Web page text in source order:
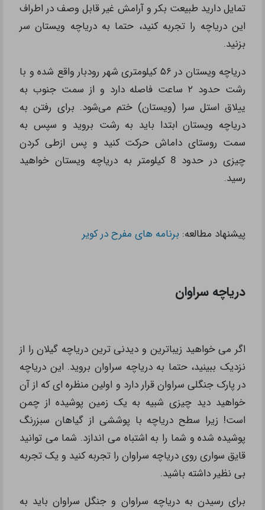
تمایل دارید طبیعت بکر و آرامش غیر قابل‌ وصف در اطراف
این دریاچه را تجربه کنید، حتما به دریاچه ویستان سر
بزنید.
دریاچه ویستان در ۵۶ کیلومتری شهر رودبار واقع شده و با
رشت حدود ۲ ساعت فاصله دارد و از سمت جنوب به
ییلاق استل سرا (ویستان) ختم می‌شود. برای رفتن به
دریاچه ویستان ابتدا باید به رشت بروید و سپس به
سمت روستای داماش حرکت کنید و پس ازطی کردن
چیزی در حدود 8 کیلومتر به دریاچه ویستان خواهید
رسید.
پیشنهاد مطالعه: برنامه های مفرح در کویر
دریاچه سراوان
اگر می خواهید زیباترین و دیدنی ترین دریاچه گیلان را از
نزدیک ببینید، حتما به دریاچه سراوان بروید. این دریاچه
در پارک جنگلی سراوان قرار دارد و اولین منظره ای که از آن
خواهید دید چیزی شبیه به یک زمین پوشیده از چمن
است! زیرا سطح دریاچه با پوششی از گیاهان سبزرنگ
پوشیده شده و شما را به اشتباه می اندازد. شما می توانید
قایق سواری روی دریاچه سراوان را تجربه کنید و یک تجربه
بی نظیر داشته باشید.
برای رسیدن به دریاچه سراوان و جنگل سراوان باید به